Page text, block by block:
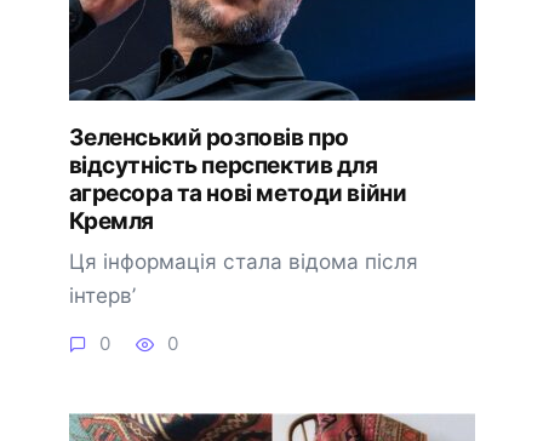
Зеленський розповів про
відсутність перспектив для
агресора та нові методи війни
Кремля
Ця інформація стала відома після
інтерв’
0 0